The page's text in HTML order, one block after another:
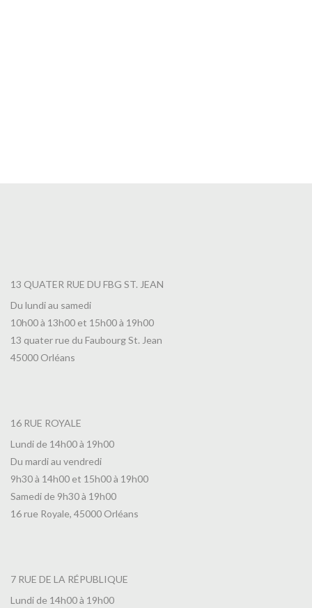
13 QUATER RUE DU FBG ST. JEAN
Du lundi au samedi
10h00 à 13h00 et 15h00 à 19h00
13 quater rue du Faubourg St. Jean
45000 Orléans
16 RUE ROYALE
Lundi de 14h00 à 19h00
Du mardi au vendredi
9h30 à 14h00 et 15h00 à 19h00
Samedi de 9h30 à 19h00
16 rue Royale, 45000 Orléans
7 RUE DE LA RÉPUBLIQUE
Lundi de 14h00 à 19h00